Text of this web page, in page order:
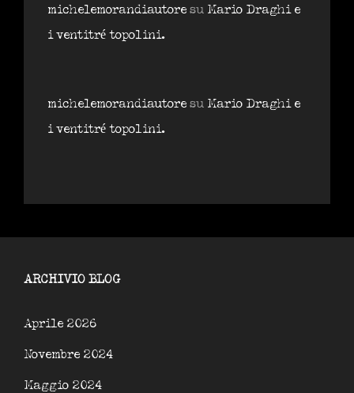
michelemorandiautore su Mario Draghi e
i ventitré topolini.
michelemorandiautore su Mario Draghi e
i ventitré topolini.
ARCHIVIO BLOG
Aprile 2026
Novembre 2024
Maggio 2024